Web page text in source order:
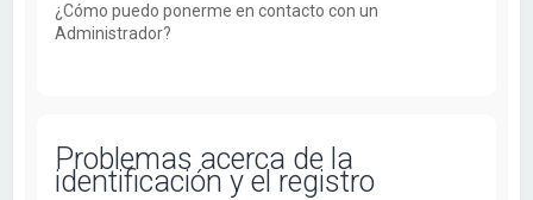
¿Cómo puedo ponerme en contacto con un
Administrador?
Problemas acerca de la
identificación y el registro